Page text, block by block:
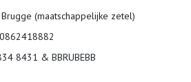
(maatschappelijke zetel)
8431 & BBRUBEBB